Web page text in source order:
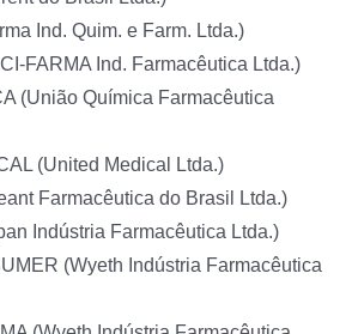
Ind. Quim. e Farm. Ltda.)
FARMA Ind. Farmacêutica Ltda.)
(União Química Farmacêutica
(United Medical Ltda.)
Farmacêutica do Brasil Ltda.)
Indústria Farmacêutica Ltda.)
(Wyeth Indústria Farmacêutica